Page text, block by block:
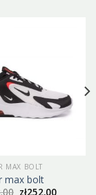
MAX BOLT
max bolt
zł252.00